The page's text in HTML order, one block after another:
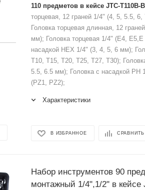
110 предметов в кейсе JTC-T110B-
торцевая, 12 граней 1/4" (4, 5, 5.5,
Головка торцевая длинная, 12
мм); Головка торцевая 1/4" (Е4,
насадкой HEX 1/4" (3, 4, 5, 6 мм);
T10, T15, T20, T25, T27, T30);
5.5, 6.5 мм); Головка с насадкой PH
(PZ1, PZ2);
Характеристики
В ИЗБРАННОЕ СРАВНИТЬ
Набор инструментов 90
монтажный 1/4",1/2" в кейсе